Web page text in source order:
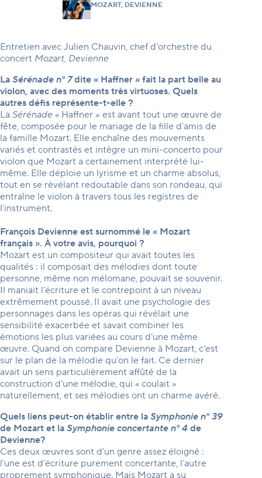
MOZART, DEVIENNE
Entretien avec Julien Chauvin, chef d’orchestre du
concert Mozart, Devienne
La Sérénade n° 7dite « Haffner » fait la part belle au
violon, avec des moments très virtuoses. Quels
autres défis représente-t-elle ?
La Sérénade « Haffner » est avant tout une œuvre de
fête, composée pour le mariage de la fille d’amis de
la famille Mozart. Elle enchaîne des mouvements
variés et contrastés et intègre un mini-concerto pour
violon que Mozart a certainement interprété lui-
même. Elle déploie un lyrisme et un charme absolus,
tout en se révélant redoutable dans son rondeau, qui
entraîne le violon à travers tous les registres de
l’instrument.
François Devienne est surnommé le « Mozart
français ». À votre avis, pourquoi ?
Mozart est un compositeur qui avait toutes les
qualités : il composait des mélodies dont toute
personne, même non mélomane, pouvait se souvenir.
Il maniait l’écriture et le contrepoint à un niveau
extrêmement poussé. Il avait une psychologie des
personnages dans les opéras qui révélait une
sensibilité exacerbée et savait combiner les
émotions les plus variées au cours d’une même
œuvre. Quand on compare Devienne à Mozart, c’est
sur le plan de la mélodie qu’on le fait. Ce dernier
avait un sens particulièrement affûté de la
construction d’une mélodie, qui « coulait »
naturellement, et ses mélodies ont un charme avéré.
Quels liens peut-on établir entre la Symphonie n° 39
de Mozart et la Symphonie concertante n° 4 de
Devienne?
Ces deux œuvres sont d’un genre assez éloigné :
l’une est d’écriture purement concertante, l’autre
proprement symphonique. Mais Mozart a su